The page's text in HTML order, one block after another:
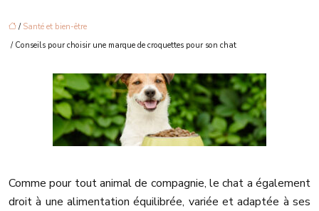
/ Santé et bien-être
/ Conseils pour choisir une marque de croquettes pour son chat
Comme pour tout animal de compagnie, le chat a également
droit à une alimentation équilibrée, variée et adaptée à ses